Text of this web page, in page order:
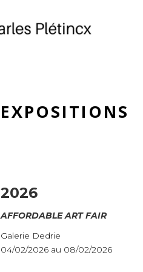
EXPOSITIONS
2026
AFFORDABLE ART FAIR
Galerie Dedrie
04/02/2026 au 08/02/2026